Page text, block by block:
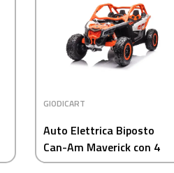
GIODICART
Auto Elettrica Biposto
Can-Am Maverick con 4
Motori e Telecomando,